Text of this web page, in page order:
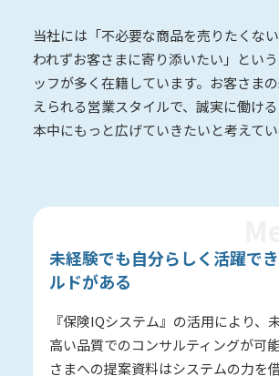
当社には「不必要な商品を売りたくな
われずお客さまに寄り添いたい」とい
ッフが多く在籍しています。お客さま
えられる営業スタイルで、誠実に働け
本中にもっと広げていきたいと考えてい
未経験でも自分らしく活躍で
ルドがある
『保険IQシステム』の活用により、
高い品質でのコンサルティングが可
さまへの提案資料はシステムの力を